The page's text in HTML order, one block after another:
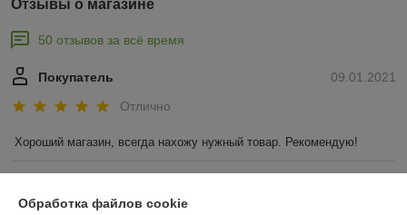
Отзывы о магазине
50 отзывов за всё время
09.01.2021
Покупатель
Отлично
Хороший магазин, всегда нахожу нужный товар. Рекомендую!
Обработка файлов cookie